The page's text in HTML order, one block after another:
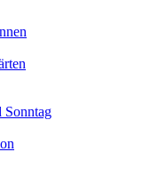
Sonntag